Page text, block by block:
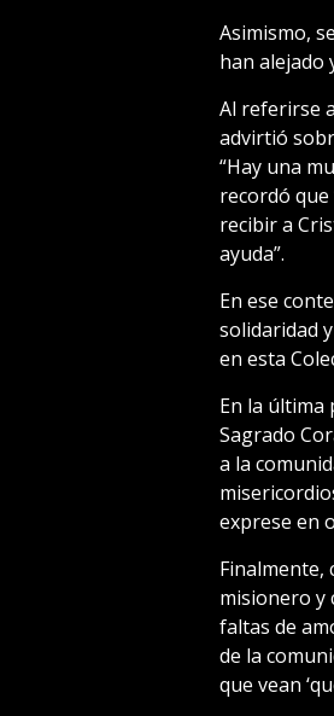
Asimismo,
han alejado
Al referirse
advirtió
“Hay una
recordó
recibir a
ayuda”.
En ese
solidaridad
en esta
En la última
Sagrado
a la
exprese en
Finalmente,
misionero y
faltas de
de la
que vean